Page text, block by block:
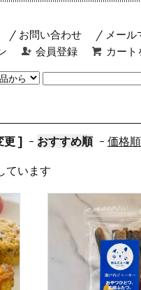
お問い合わせ
メール
会員登録 カート
更 ] - おすすめ順 - 価格順
ています